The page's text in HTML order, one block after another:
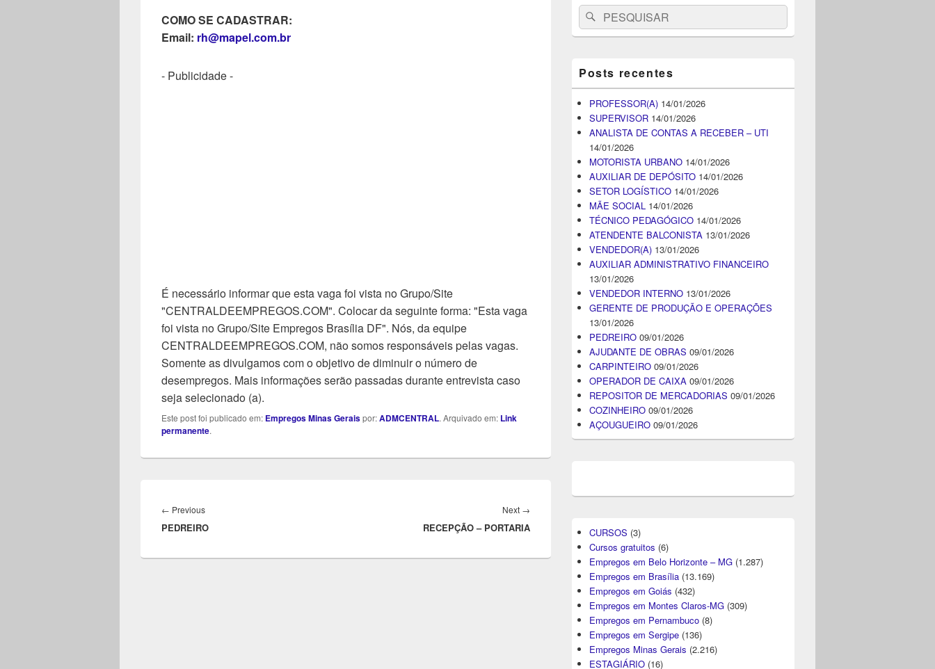
COMO SE CADASTRAR:
Email: rh@mapel.com.br
- Publicidade -
É necessário informar que esta vaga foi vista no Grupo/Site
"CENTRALDEEMPREGOS.COM". Colocar da seguinte forma: "Esta vaga
foi vista no Grupo/Site Empregos Brasília DF". Nós, da equipe
CENTRALDEEMPREGOS.COM, não somos responsáveis pelas vagas.
Somente as divulgamos com o objetivo de diminuir o número de
desempregos. Mais informações serão passadas durante entrevista caso
seja selecionado (a).
Este post foi publicado em: Empregos Minas Geraispor:ADMCENTRAL. Arquivado em: Link
permanente.
de
Post
← PreviousPrevious
post:
PEDREIRO
Next →
post:
RECEPÇÃO – PORTARIA
Search
for:
Pesquisar
Posts recentes
PROFESSOR(A) 14/01/2026
SUPERVISOR 14/01/2026
ANALISTA DE CONTAS A RECEBER – UTI
14/01/2026
MOTORISTA URBANO 14/01/2026
AUXILIAR DE DEPÓSITO 14/01/2026
SETOR LOGÍSTICO 14/01/2026
MÃE SOCIAL 14/01/2026
TÉCNICO PEDAGÓGICO 14/01/2026
ATENDENTE BALCONISTA 13/01/2026
VENDEDOR(A) 13/01/2026
AUXILIAR ADMINISTRATIVO FINANCEIRO
13/01/2026
VENDEDOR INTERNO 13/01/2026
GERENTE DE PRODUÇÃO E OPERAÇÕES
13/01/2026
PEDREIRO 09/01/2026
AJUDANTE DE OBRAS 09/01/2026
CARPINTEIRO 09/01/2026
OPERADOR DE CAIXA 09/01/2026
REPOSITOR DE MERCADORIAS 09/01/2026
COZINHEIRO 09/01/2026
AÇOUGUEIRO 09/01/2026
CURSOS (3)
Cursos gratuitos (6)
Empregos em Belo Horizonte – MG (1.287)
Empregos em Brasília (13.169)
Empregos em Goiás (432)
Empregos em Montes Claros-MG (309)
Empregos em Pernambuco (8)
Empregos em Sergipe (136)
Empregos Minas Gerais (2.216)
ESTAGIÁRIO (16)